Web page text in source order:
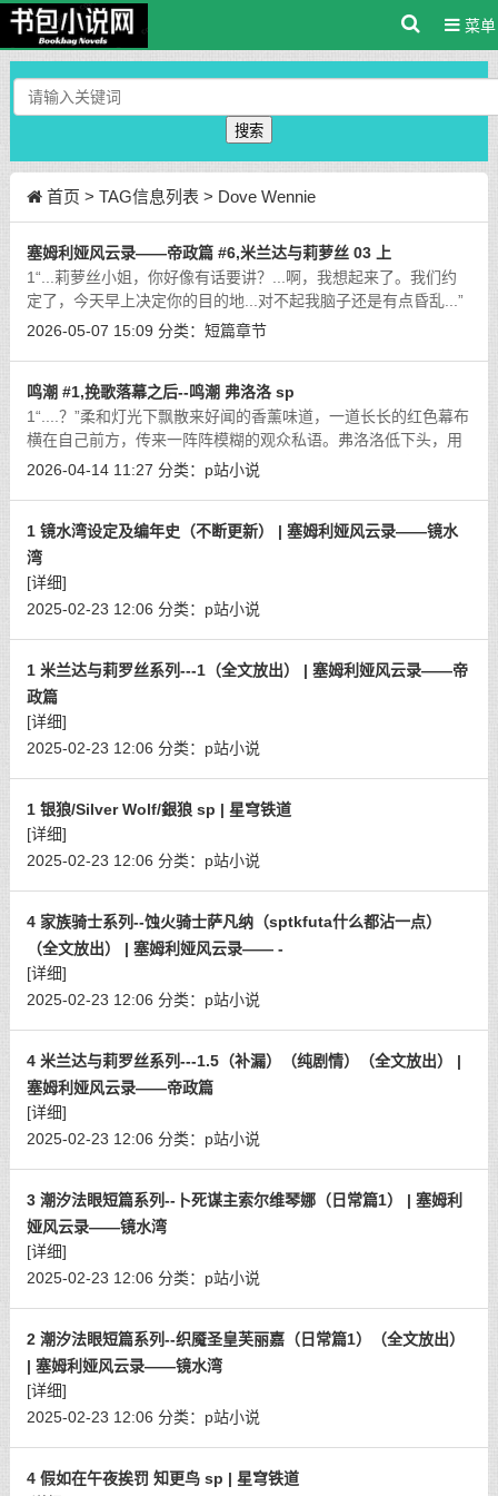
菜单
搜索
首页 > TAG信息列表 > Dove Wennie
塞姆利娅风云录——帝政篇 #6,米兰达与莉萝丝 03 上
1“...莉萝丝小姐，你好像有话要讲？...啊，我想起来了。我们约
定了，今天早上决定你的目的地...对不起我脑子还是有点昏乱...”
直到阳光灿烂的上午时分，宿醉后的米兰达才摇晃着从床上爬
2026-05-07 15:09 分类： 短篇章节
鸣潮 #1,挽歌落幕之后--鸣潮 弗洛洛 sp
1“....？”柔和灯光下飘散来好闻的香薰味道，一道长长的红色幕布
横在自己前方，传来一阵阵模糊的观众私语。弗洛洛低下头，用
未被绷带遮挡的单眼打量着着自己红色的裙摆、手套与高跟鞋
2026-04-14 11:27 分类： p站小说
1 镜水湾设定及编年史（不断更新） | 塞姆利娅风云录——镜水
湾
[详细]
2025-02-23 12:06 分类： p站小说
1 米兰达与莉罗丝系列---1（全文放出） | 塞姆利娅风云录——帝
政篇
[详细]
2025-02-23 12:06 分类： p站小说
1 银狼/Silver Wolf/銀狼 sp | 星穹铁道
[详细]
2025-02-23 12:06 分类： p站小说
4 家族骑士系列--蚀火骑士萨凡纳（sptkfuta什么都沾一点）
（全文放出） | 塞姆利娅风云录—— -
[详细]
2025-02-23 12:06 分类： p站小说
4 米兰达与莉罗丝系列---1.5（补漏）（纯剧情）（全文放出） |
塞姆利娅风云录——帝政篇
[详细]
2025-02-23 12:06 分类： p站小说
3 潮汐法眼短篇系列--卜死谋主索尔维琴娜（日常篇1） | 塞姆利
娅风云录——镜水湾
[详细]
2025-02-23 12:06 分类： p站小说
2 潮汐法眼短篇系列--织魇圣皇芙丽嘉（日常篇1）（全文放出）
| 塞姆利娅风云录——镜水湾
[详细]
2025-02-23 12:06 分类： p站小说
4 假如在午夜挨罚 知更鸟 sp | 星穹铁道